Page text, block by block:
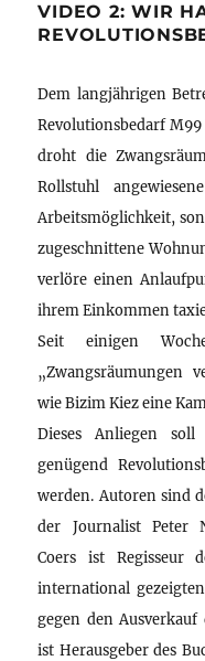
VIDEO 2: WIR
Dem langjährigen
Revolutionsbedarf
droht die
Rollstuhl
Arbeitsmöglichkeit,
zugeschnittene
verlöre einen
ihrem Einkommen
Seit einigen
„Zwangsräumungen
wie Bizim Kiez eine
Dieses Anliegen
genügend
werden. Autoren sind
der Journalist Peter
Coers ist Regisseur
international
gegen den
ist Herausgeber des